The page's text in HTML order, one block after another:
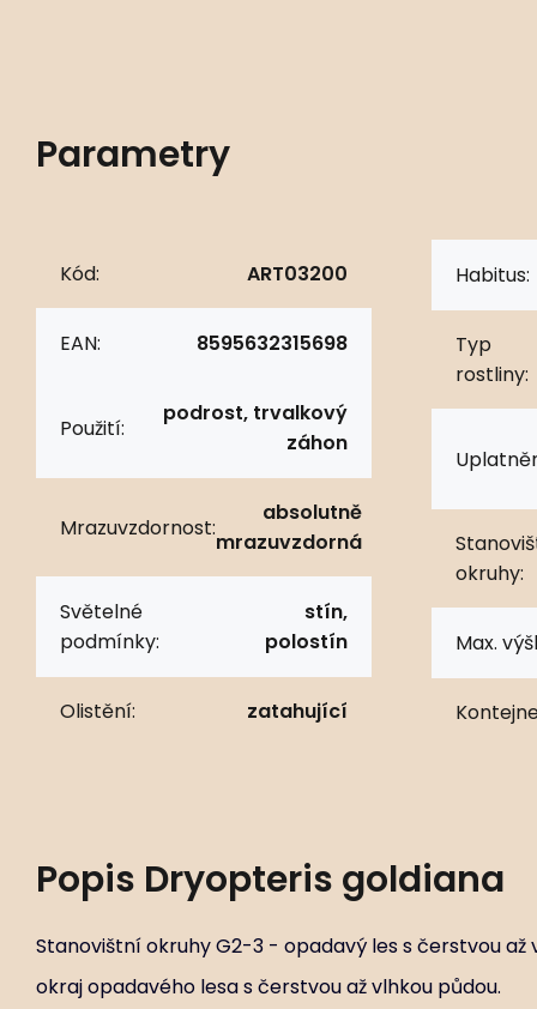
Parametry
Kód: ART03200
EAN: 8595632315698
Použití:
podrost, trvalkový
záhon
Mrazuvzdornost:
absolutně
mrazuvzdorná
Světelné
podmínky:
stín,
polostín
Olistění: zatahující
Habitus:
Typ
rostliny:
okruhy:
Max.
Popis Dryopteris goldiana
Stanovištní okruhy G2-3 - opadavý les s čerstvou až
okraj opadavého lesa s čerstvou až vlhkou půdou.